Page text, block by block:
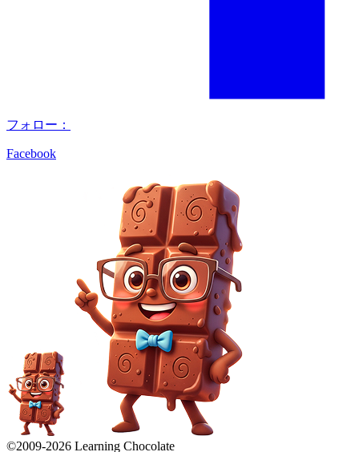
フォロー：
Facebook
©2009-2026 Learning Chocolate